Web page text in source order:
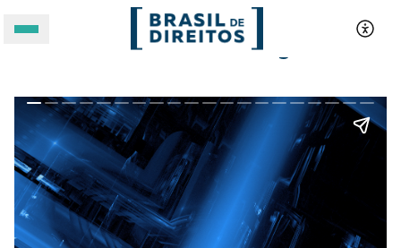
ASSUNTOS
FORMATOS
A IA vai acabar com a sua água?